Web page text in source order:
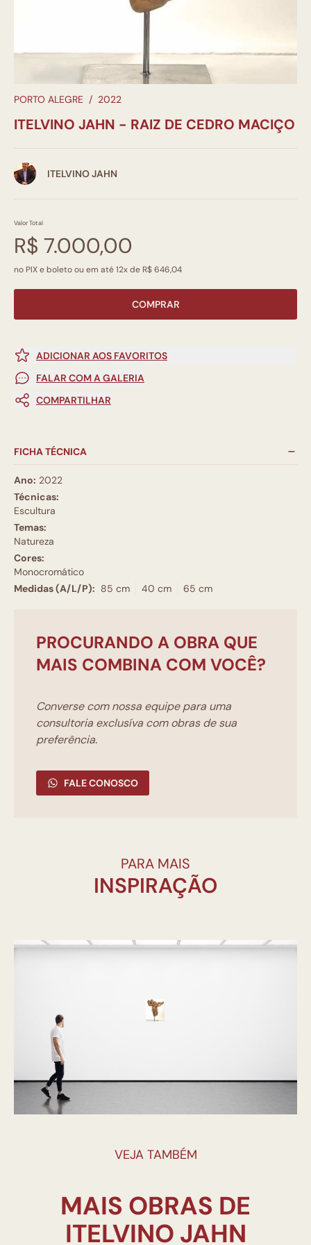
PORTO ALEGRE / 2022
ITELVINO JAHN - RAIZ DE CEDRO MACIÇO
ITELVINO JAHN
Valor Total
R$ 7.000,00
no PIX e boleto ou em até 12x de R$ 646,04
COMPRAR
ADICIONAR AOS FAVORITOS
FALAR COM A GALERIA
COMPARTILHAR
FICHA TÉCNICA
Ano: 2022
Técnicas:
Escultura
Temas:
Natureza
Cores:
Monocromático
Medidas (A/L/P): 85 cm 40 cm 65 cm
PROCURANDO A OBRA QUE
MAIS COMBINA COM VOCÊ?
Converse com nossa equipe para uma
consultoria exclusíva com obras de sua
preferência.
FALE CONOSCO
PARA MAIS
INSPIRAÇÃO
VEJA TAMBÉM
MAIS OBRAS DE